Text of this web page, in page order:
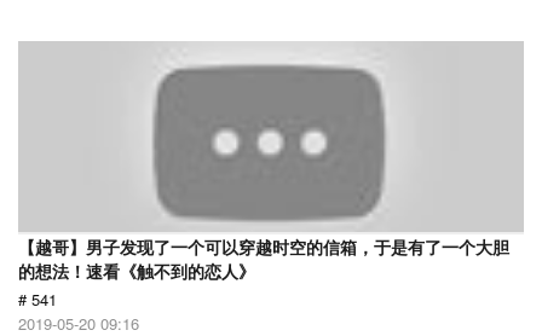
【越哥】男子发现了一个可以穿越时空的信箱，于是有了一个大胆
的想法！速看《触不到的恋人》
# 541
2019-05-20 09:16